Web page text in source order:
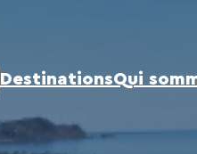
DestinationsQui